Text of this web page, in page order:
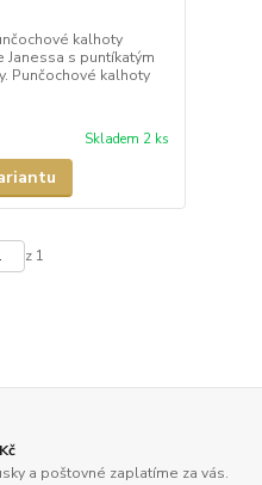
kalhoty
Janessa s puntíkatým
Punčochové kalhoty
Skladem 2 ks
z 1
a poštovné zaplatíme za vás.